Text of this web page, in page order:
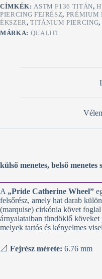
CÍMKÉK: ASTM F136 TITÁN,
PIERCING FEJRÉSZ, PRÉMIUM
ÉKSZER,TITÁNIUM PIERCING,
MÁRKA: QUALITI
külső menetes, belső menetes
A „Pride Catherine Wheel”
felsőrész, amely hat darab
(marquise) cirkónia követ
árnyalataiban tündöklő
melyek tartós és kényelmes
📐 Fejrész mérete: 6.76 mm